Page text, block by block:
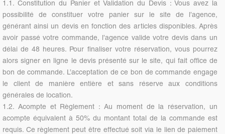
1.1. Constitution du Panier et Validation du Devis : Vous avez la
possibilité de constituer votre panier sur le site de l’agence,
générant ainsi un devis en fonction des articles disponibles. Après
avoir passé votre commande, l’agence valide votre devis dans un
délai de 48 heures. Pour finaliser votre réservation, vous pourrez
alors signer en ligne le devis présenté sur le site, qui fait office de
bon de commande. L’acceptation de ce bon de commande engage
le client de manière entière et sans réserve aux conditions
générales de location.
1.2. Acompte et Règlement : Au moment de la réservation, un
acompte équivalent à 50% du montant total de la commande est
requis. Ce règlement peut être effectué soit via le lien de paiement